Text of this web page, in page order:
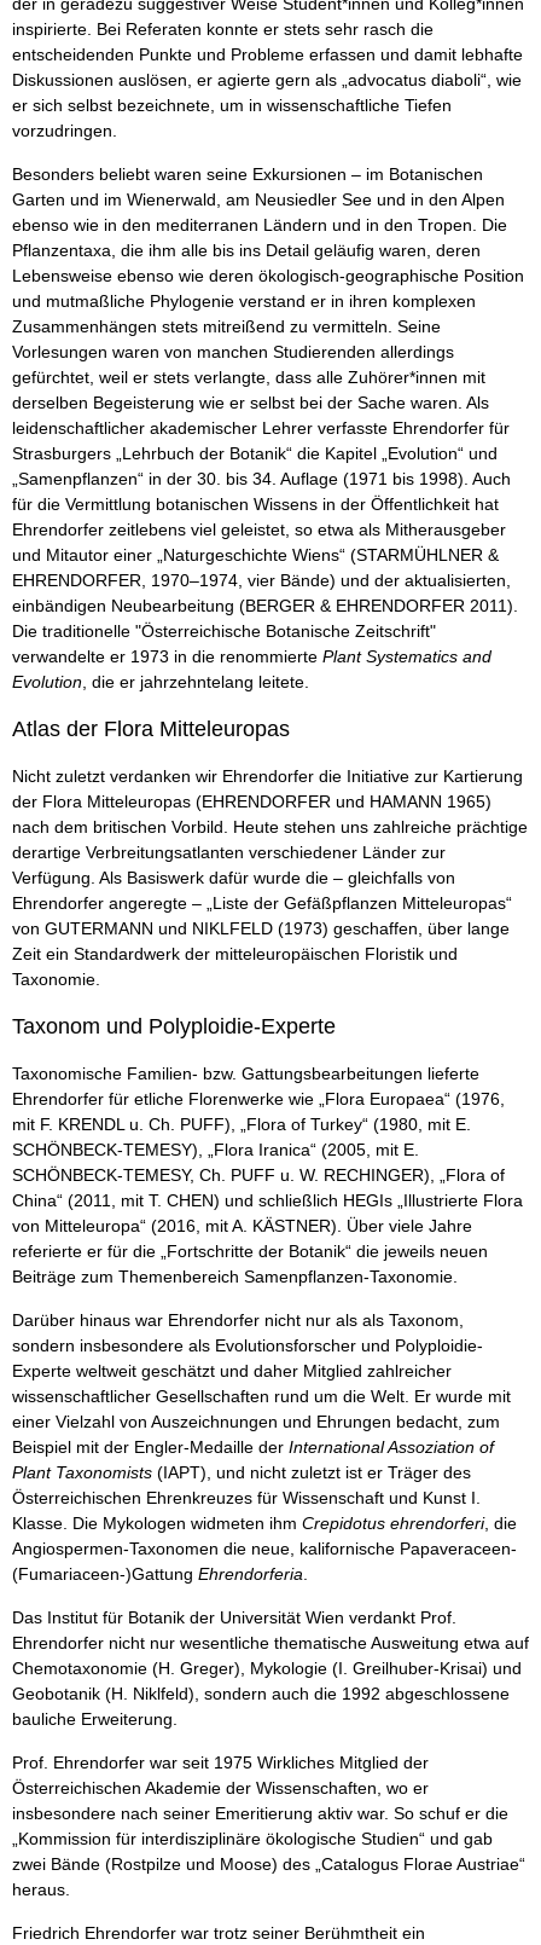
der in geradezu suggestiver Weise Student*innen und Kolleg*innen
inspirierte. Bei Referaten konnte er stets sehr rasch die
entscheidenden Punkte und Probleme erfassen und damit lebhafte
Diskussionen auslösen, er agierte gern als „advocatus diaboli“, wie
er sich selbst bezeichnete, um in wissenschaftliche Tiefen
vorzudringen.
Besonders beliebt waren seine Exkursionen – im Botanischen
Garten und im Wienerwald, am Neusiedler See und in den Alpen
ebenso wie in den mediterranen Ländern und in den Tropen. Die
Pflanzentaxa, die ihm alle bis ins Detail geläufig waren, deren
Lebensweise ebenso wie deren ökologisch-geographische Position
und mutmaßliche Phylogenie verstand er in ihren komplexen
Zusammenhängen stets mitreißend zu vermitteln. Seine
Vorlesungen waren von manchen Studierenden allerdings
gefürchtet, weil er stets verlangte, dass alle Zuhörer*innen mit
derselben Begeisterung wie er selbst bei der Sache waren. Als
leidenschaftlicher akademischer Lehrer verfasste Ehrendorfer für
Strasburgers „Lehrbuch der Botanik“ die Kapitel „Evolution“ und
„Samenpflanzen“ in der 30. bis 34. Auflage (1971 bis 1998). Auch
für die Vermittlung botanischen Wissens in der Öffentlichkeit hat
Ehrendorfer zeitlebens viel geleistet, so etwa als Mitherausgeber
und Mitautor einer „Naturgeschichte Wiens“ (STARMÜHLNER &
EHRENDORFER, 1970–1974, vier Bände) und der aktualisierten,
einbändigen Neubearbeitung (BERGER & EHRENDORFER 2011).
Die traditionelle "Österreichische Botanische Zeitschrift"
verwandelte er 1973 in die renommierte Plant Systematics and
Evolution, die er jahrzehntelang leitete.
Atlas der Flora Mitteleuropas
Nicht zuletzt verdanken wir Ehrendorfer die Initiative zur Kartierung
der Flora Mitteleuropas (EHRENDORFER und HAMANN 1965)
nach dem britischen Vorbild. Heute stehen uns zahlreiche prächtige
derartige Verbreitungsatlanten verschiedener Länder zur
Verfügung. Als Basiswerk dafür wurde die – gleichfalls von
Ehrendorfer angeregte – „Liste der Gefäßpflanzen Mitteleuropas“
von GUTERMANN und NIKLFELD (1973) geschaffen, über lange
Zeit ein Standardwerk der mitteleuropäischen Floristik und
Taxonomie.
Taxonom und Polyploidie-Experte
Taxonomische Familien- bzw. Gattungsbearbeitungen lieferte
Ehrendorfer für etliche Florenwerke wie „Flora Europaea“ (1976,
mit F. KRENDL u. Ch. PUFF), „Flora of Turkey“ (1980, mit E.
SCHÖNBECK-TEMESY), „Flora Iranica“ (2005, mit E.
SCHÖNBECK-TEMESY, Ch. PUFF u. W. RECHINGER), „Flora of
China“ (2011, mit T. CHEN) und schließlich HEGIs „Illustrierte Flora
von Mitteleuropa“ (2016, mit A. KÄSTNER). Über viele Jahre
referierte er für die „Fortschritte der Botanik“ die jeweils neuen
Beiträge zum Themenbereich Samenpflanzen-Taxonomie.
Darüber hinaus war Ehrendorfer nicht nur als als Taxonom,
sondern insbesondere als Evolutionsforscher und Polyploidie-
Experte weltweit geschätzt und daher Mitglied zahlreicher
wissenschaftlicher Gesellschaften rund um die Welt. Er wurde mit
einer Vielzahl von Auszeichnungen und Ehrungen bedacht, zum
Beispiel mit der Engler-Medaille der International Assoziation of
Plant Taxonomists (IAPT), und nicht zuletzt ist er Träger des
Österreichischen Ehrenkreuzes für Wissenschaft und Kunst I.
Klasse. Die Mykologen widmeten ihm Crepidotus ehrendorferi, die
Angiospermen-Taxonomen die neue, kalifornische Papaveraceen-
(Fumariaceen-)Gattung Ehrendorferia.
Das Institut für Botanik der Universität Wien verdankt Prof.
Ehrendorfer nicht nur wesentliche thematische Ausweitung etwa auf
Chemotaxonomie (H. Greger), Mykologie (I. Greilhuber-Krisai) und
Geobotanik (H. Niklfeld), sondern auch die 1992 abgeschlossene
bauliche Erweiterung.
Prof. Ehrendorfer war seit 1975 Wirkliches Mitglied der
Österreichischen Akademie der Wissenschaften, wo er
insbesondere nach seiner Emeritierung aktiv war. So schuf er die
„Kommission für interdisziplinäre ökologische Studien“ und gab
zwei Bände (Rostpilze und Moose) des „Catalogus Florae Austriae“
heraus.
Friedrich Ehrendorfer war trotz seiner Berühmtheit ein